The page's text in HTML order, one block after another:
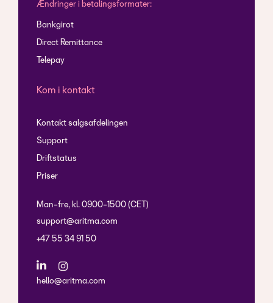
Ændringer i betalingsformater:
Bankgirot
Direct Remittance
Telepay
Kom i kontakt
Kontakt salgsafdelingen
Support
Driftstatus
Priser
Man-fre, kl. 0900-1500 (CET)
support@aritma.com
+47 55 34 91 50
hello@aritma.com